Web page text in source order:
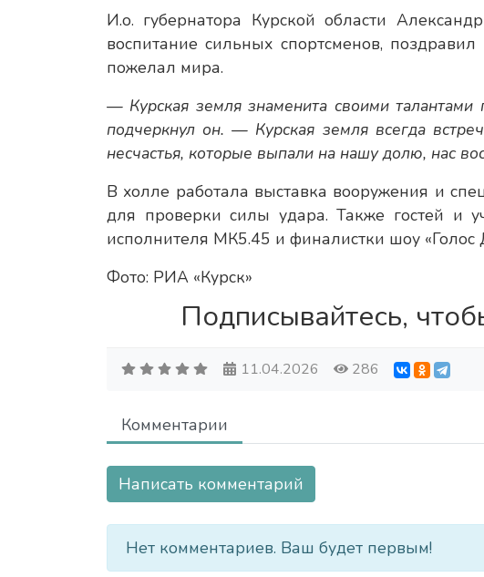
И.о. губернатора Курской области
воспитание сильных спортсменов,
пожелал мира.
— Курская земля знаменита своими
подчеркнул он. — Курская земля всегда
несчастья, которые выпали на нашу долю, нас
В холле работала выставка вооружения и
для проверки силы удара. Также гостей и
исполнителя МК5.45 и финалистки шоу
Фото: РИА «Курск»
Подписывайтесь,
11.04.2026 286
Комментарии
Написать комментарий
Нет комментариев. Ваш будет первым!